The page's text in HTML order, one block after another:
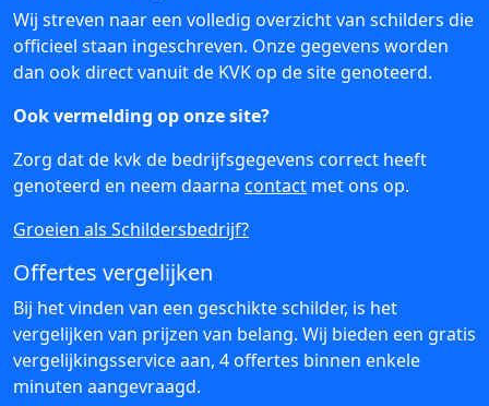
Wij streven naar een volledig overzicht van schilders die
officieel staan ingeschreven. Onze gegevens worden
dan ook direct vanuit de KVK op de site genoteerd.
Ook vermelding op onze site?
Zorg dat de kvk de bedrijfsgegevens correct heeft
genoteerd en neem daarna contact met ons op.
Groeien als Schildersbedrijf?
Offertes vergelijken
Bij het vinden van een geschikte schilder, is het
vergelijken van prijzen van belang. Wij bieden een gratis
vergelijkingsservice aan, 4 offertes binnen enkele
minuten aangevraagd.